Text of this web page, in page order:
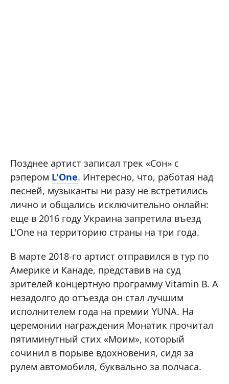
Позднее артист записал трек «Сон» с
рэпером L'One. Интересно, что, работая над
песней, музыканты ни разу не встретились
лично и общались исключительно онлайн:
еще в 2016 году Украина запретила въезд
L'One на территорию страны на три года.
В марте 2018-го артист отправился в тур по
Америке и Канаде, представив на суд
зрителей концертную программу Vitamin В. А
незадолго до отъезда он стал лучшим
исполнителем года на премии YUNA. На
церемонии награждения Монатик прочитал
пятиминутный стих «Моим», который
сочинил в порыве вдохновения, сидя за
рулем автомобиля, буквально за полчаса.